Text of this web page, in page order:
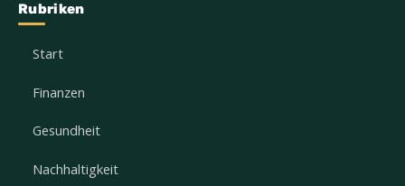
Rubriken
Start
Finanzen
Gesundheit
Nachhaltigkeit